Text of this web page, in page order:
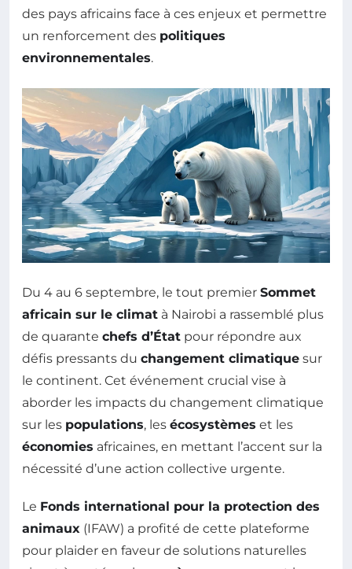
des pays africains face à ces enjeux et permettre
un renforcement des politiques
environnementales.
Du 4 au 6 septembre, le tout premier Sommet
africain sur le climat à Nairobi a rassemblé plus
de quarante chefs d’État pour répondre aux
défis pressants du changement climatique sur
le continent. Cet événement crucial vise à
aborder les impacts du changement climatique
sur les populations, les écosystèmes et les
économies africaines, en mettant l’accent sur la
nécessité d’une action collective urgente.
Le Fonds international pour la protection des
animaux (IFAW) a profité de cette plateforme
pour plaider en faveur de solutions naturelles